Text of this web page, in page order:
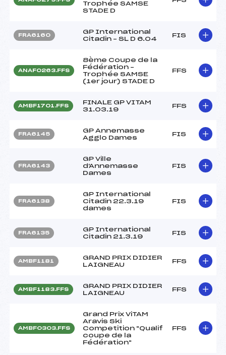
Trophée SAMSE
STADE D
FRA6160
GP International
Citadin – SL D 6.04
FIS
ANAF0263.FFS
8ème Coupe de la
Fédération –
Trophée SAMSE
(1er jour) STADE D
FFS
AMBF1701.FFS
FINALE GP VITAM
31.03.19
FFS
FRA6145
GP Annemasse
Agglo Dames
FIS
FRA6143
GP Ville
d'Annemasse
Dames
FIS
FRA6138
GP International
Citadin 22.3.19
dames
FIS
FRA6135
GP International
Citadin 21.3.19
FIS
AMBF1181
GRAND PRIX DIDIER
LAIGNEAU
FFS
AMBF1183.FFS
GRAND PRIX DIDIER
LAIGNEAU
FFS
AMBF0303.FFS
Grand Prix ViTAM
Aravis Ski
Competition "Qualif
coupe de la
Fédération"
FFS